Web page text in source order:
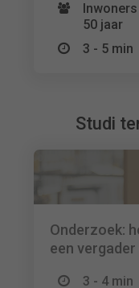
50 jaar
3 - 5 min
Studi
Onderzoek:
een
3 - 4 min